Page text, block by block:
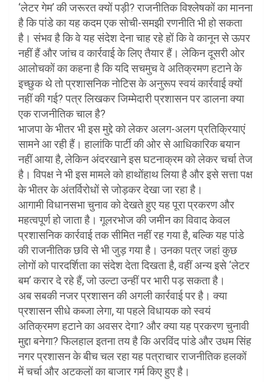
‘लेटर गेम’ की जरूरत क्यों पड़ी? राजनीतिक विश्लेषकों का मानना
है कि पांडे का यह कदम एक सोची-समझी रणनीति भी हो सकता
है। संभव है कि वे यह संदेश देना चाह रहे हों कि वे कानून से ऊपर
नहीं हैं और जांच व कार्रवाई के लिए तैयार हैं। लेकिन दूसरी ओर
आलोचकों का कहना है कि यदि सचमुच वे अतिक्रमण हटाने के
इच्छुक थे तो प्रशासनिक नोटिस के अनुरूप स्वयं कार्रवाई क्यों
नहीं की गई? पत्र लिखकर जिम्मेदारी प्रशासन पर डालना क्या
एक राजनीतिक चाल है?
भाजपा के भीतर भी इस मुद्दे को लेकर अलग-अलग प्रतिक्रियाएं
सामने आ रही हैं। हालांकि पार्टी की ओर से आधिकारिक बयान
नहीं आया है, लेकिन अंदरखाने इस घटनाक्रम को लेकर चर्चा तेज
है। विपक्ष ने भी इस मामले को हाथोंहाथ लिया है और इसे सत्ता पक्ष
के भीतर के अंतर्विरोधों से जोड़कर देखा जा रहा है।
आगामी विधानसभा चुनाव को देखते हुए यह पूरा प्रकरण और
महत्वपूर्ण हो जाता है। गूलरभोज की जमीन का विवाद केवल
प्रशासनिक कार्रवाई तक सीमित नहीं रह गया है, बल्कि यह पांडे
की राजनीतिक छवि से भी जुड़ गया है। उनका पत्र जहां कुछ
लोगों को पारदर्शिता का संदेश देता दिखता है, वहीं अन्य इसे ‘लेटर
बम’ करार दे रहे हैं, जो उल्टा उन्हीं पर भारी पड़ सकता है।
अब सबकी नजर प्रशासन की अगली कार्रवाई पर है। क्या
प्रशासन सीधे कब्जा लेगा, या पहले विधायक को स्वयं
अतिक्रमण हटाने का अवसर देगा? और क्या यह प्रकरण चुनावी
मुद्दा बनेगा? फिलहाल इतना तय है कि अरविंद पांडे और उधम सिंह
नगर प्रशासन के बीच चल रहा यह पत्राचार राजनीतिक हलकों
में चर्चा और अटकलों का बाजार गर्म किए हुए है।